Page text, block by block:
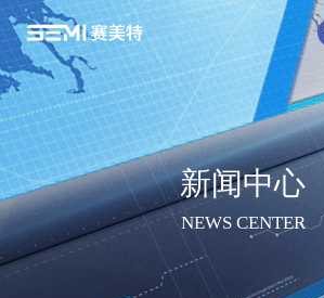
新闻中心
NEWS CENTER